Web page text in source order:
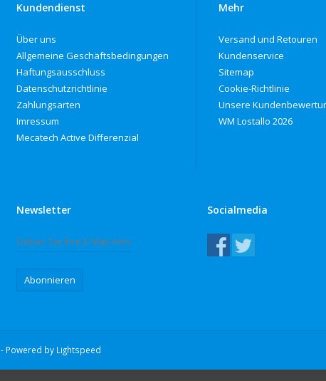
Kundendienst
Über uns
Allgemeine Geschäftsbedingungen
Haftungsausschluss
Datenschutzrichtlinie
Zahlungsarten
Imressum
Mecatech Active Differenzial
Mehr
Versand und Retouren
Kundenservice
Sitemap
Cookie-Richtlinie
Unsere
WM Lostallo 2026
Newsletter
Abonnieren
Socialmedia
Powered by Lightspeed